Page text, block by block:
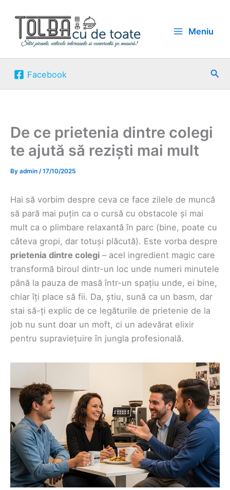
content
Meniu
Facebook
De ce prietenia dintre colegi
te ajută să reziști mai mult
By admin /17/10/2025
Hai să vorbim despre ceva ce face zilele de muncă
să pară mai puțin ca o cursă cu obstacole și mai
mult ca o plimbare relaxantă în parc (bine, poate cu
câteva gropi, dar totuși plăcută). Este vorba despre
prietenia dintre colegi – acel ingredient magic care
transformă biroul dintr-un loc unde numeri minutele
până la pauza de masă într-un spațiu unde, ei bine,
chiar îți place să fii. Da, știu, sună ca un basm, dar
stai să-ți explic de ce legăturile de prietenie de la
job nu sunt doar un moft, ci un adevărat elixir
pentru supraviețuire în jungla profesională.